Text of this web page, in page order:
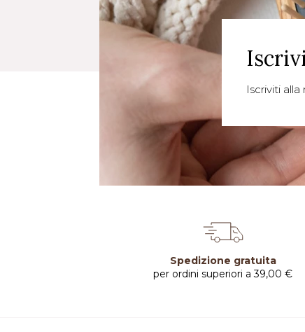
Iscriviti
Spedizione gratuita
per ordini superiori a 39,00 €